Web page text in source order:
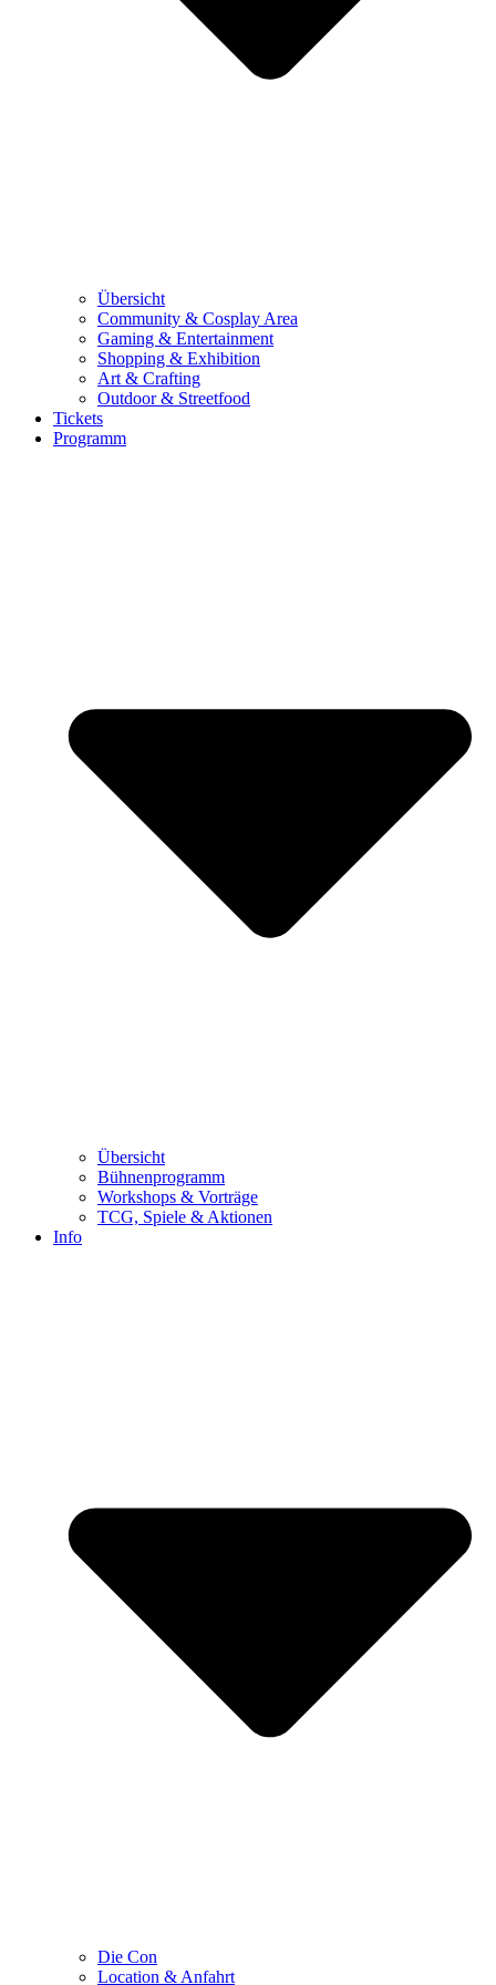
Übersicht
Community & Cosplay Area
Gaming & Entertainment
Shopping & Exhibition
Art & Crafting
Outdoor & Streetfood
Tickets
Programm
Übersicht
Bühnenprogramm
Workshops & Vorträge
TCG, Spiele & Aktionen
Info
Die Con
Location & Anfahrt